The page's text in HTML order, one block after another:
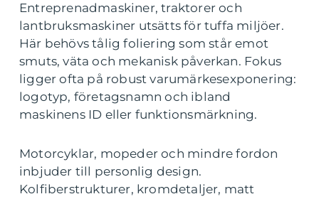
Entreprenadmaskiner, traktorer och
lantbruksmaskiner utsätts för tuffa miljöer.
Här behövs tålig foliering som står emot
smuts, väta och mekanisk påverkan. Fokus
ligger ofta på robust varumärkesexponering:
logotyp, företagsnamn och ibland
maskinens ID eller funktionsmärkning.
Motorcyklar, mopeder och mindre fordon
inbjuder till personlig design.
Kolfiberstrukturer, kromdetaljer, matt